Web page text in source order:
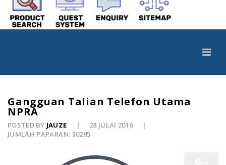
Gangguan Talian Telefon Utama
NPRA
POSTED BY JAUZE
28 JULAI 2016
JUMLAH PAPARAN: 30295